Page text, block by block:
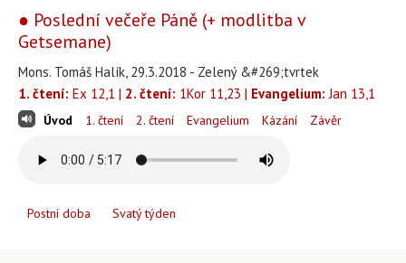
● Poslední večeře Páně (+ modlitba v
Getsemane)
Mons. Tomáš Halík, 29.3.2018 - Zelený &#269;tvrtek
1. čtení: Ex 12,1 | 2. čtení: 1Kor 11,23 | Evangelium: Jan 13,1
Úvod 1. čtení 2. čtení Evangelium Kázání Závěr
Postní doba Svatý týden